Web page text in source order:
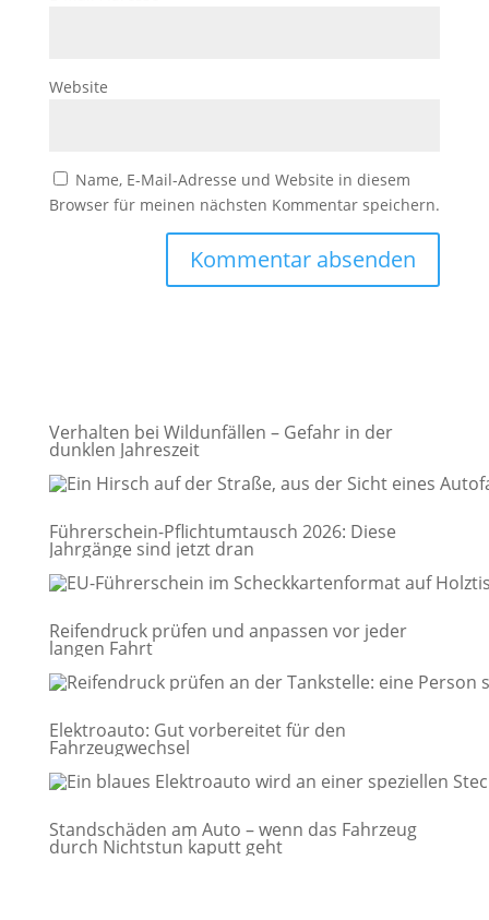
Website
Name, E-Mail-Adresse und Website in diesem
Browser für meinen nächsten Kommentar speichern.
Verhalten bei Wildunfällen – Gefahr in der
dunklen Jahreszeit
Führerschein-Pflichtumtausch 2026: Diese
Jahrgänge sind jetzt dran
Reifendruck prüfen und anpassen vor jeder
langen Fahrt
Elektroauto: Gut vorbereitet für den
Fahrzeugwechsel
Standschäden am Auto – wenn das Fahrzeug
durch Nichtstun kaputt geht